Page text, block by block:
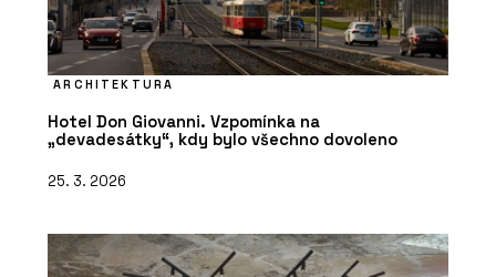
ARCHITEKTURA
Hotel Don Giovanni. Vzpomínka na
„devadesátky“, kdy bylo všechno dovoleno
25. 3. 2026